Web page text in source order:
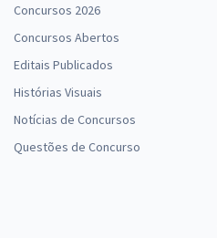
Concursos 2026
Concursos Abertos
Editais Publicados
Histórias Visuais
Notícias de Concursos
Questões de Concurso